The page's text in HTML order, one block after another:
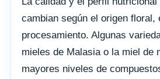
cambian según el origen floral,
procesamiento. Algunas
mieles de Malasia o la miel de
mayores niveles de